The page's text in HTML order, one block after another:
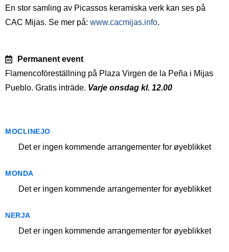
En stor samling av Picassos keramiska verk kan ses på
CAC Mijas. Se mer på: www.cacmijas.info.
Permanent event
Flamencoföreställning på Plaza Virgen de la Peña i Mijas
Pueblo. Gratis inträde. Varje onsdag kl. 12.00
MOCLINEJO
Det er ingen kommende arrangementer for øyeblikket
MONDA
Det er ingen kommende arrangementer for øyeblikket
NERJA
Det er ingen kommende arrangementer for øyeblikket